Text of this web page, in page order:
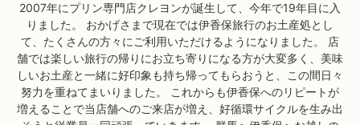
2007年にプリン専門店クレヨンが誕生して、今年で19年目に入
りました。 おかげさまで現在では伊香保旅行のお土産処とし
て、たくさんの方々にご利用いただけるようになりました。 店
舗では楽しい旅行の帰りにお立ち寄りになる方が大変多く、美味
しいお土産と一緒に好印象も持ち帰ってもらおうと、この間日々
努力を重ねてまいりました。 これからも伊香保へのリピートが
増えることで当店舗へのご来店が増え、好循環サイクルを生み出